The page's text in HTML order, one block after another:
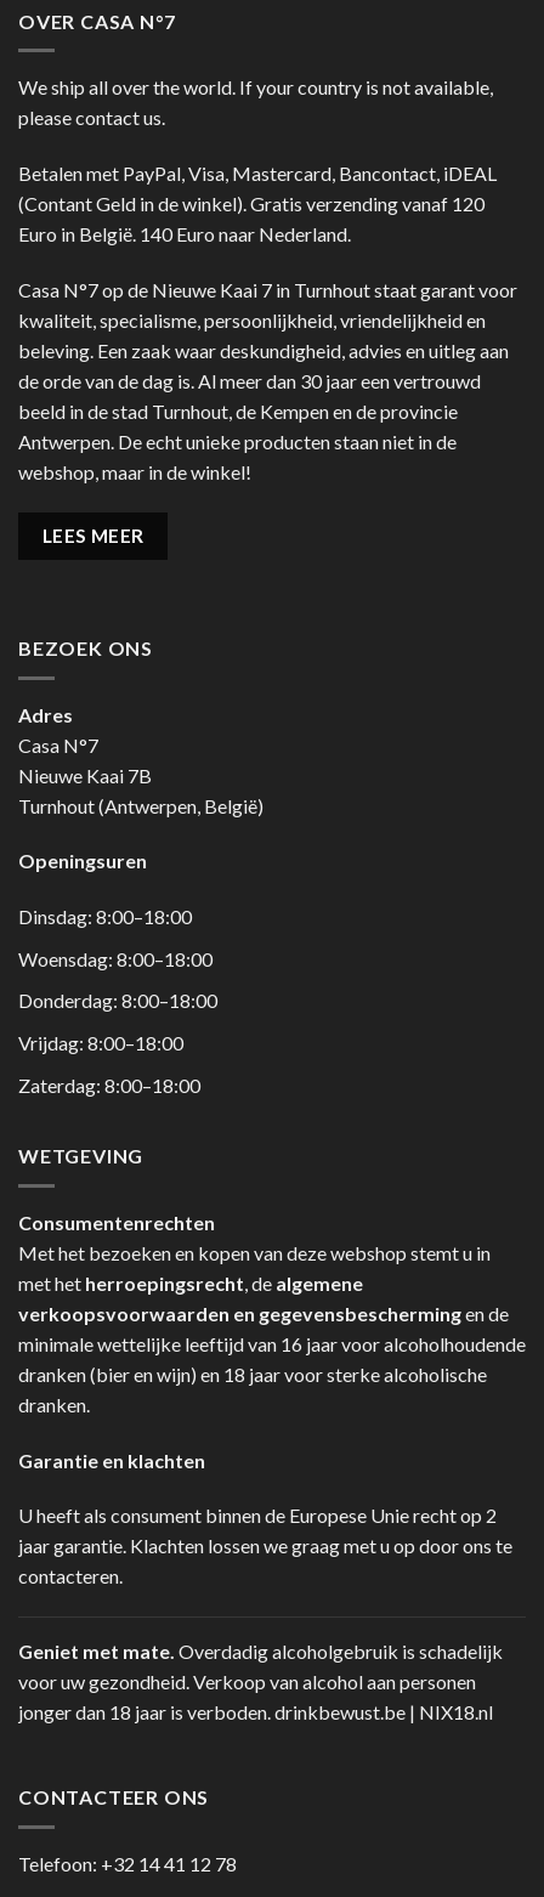
OVER CASA N°7
We ship all over the world. If your country is not available,
please contact us.
Betalen met PayPal, Visa, Mastercard, Bancontact, iDEAL
(Contant Geld in de winkel). Gratis verzending vanaf 120
Euro in België. 140 Euro naar Nederland.
Casa N°7 op de Nieuwe Kaai 7 in Turnhout staat garant voor
kwaliteit, specialisme, persoonlijkheid, vriendelijkheid en
beleving. Een zaak waar deskundigheid, advies en uitleg aan
de orde van de dag is. Al meer dan 30 jaar een vertrouwd
beeld in de stad Turnhout, de Kempen en de provincie
Antwerpen. De echt unieke producten staan niet in de
webshop, maar in de winkel!
LEES MEER
BEZOEK ONS
Adres
Casa N°7
Nieuwe Kaai 7B
Turnhout (Antwerpen, België)
Openingsuren
Dinsdag: 8:00–18:00
Woensdag: 8:00–18:00
Donderdag: 8:00–18:00
Vrijdag: 8:00–18:00
Zaterdag: 8:00–18:00
WETGEVING
Consumentenrechten
Met het bezoeken en kopen van deze webshop stemt u in
met het herroepingsrecht , de algemene
verkoopsvoorwaarden en gegevensbeschermingen de
minimale wettelijke leeftijd van 16 jaar voor alcoholhoudende
dranken (bier en wijn) en 18 jaar voor sterke alcoholische
dranken.
Garantie en klachten
U heeft als consument binnen de Europese Unie recht op 2
jaar garantie. Klachten lossen we graag met u op door ons te
contacteren.
Geniet met mate. Overdadig alcoholgebruik is schadelijk
voor uw gezondheid. Verkoop van alcohol aan personen
jonger dan 18 jaar is verboden.drinkbewust.be | NIX18.nl
CONTACTEER ONS
Telefoon: +32 14 41 12 78